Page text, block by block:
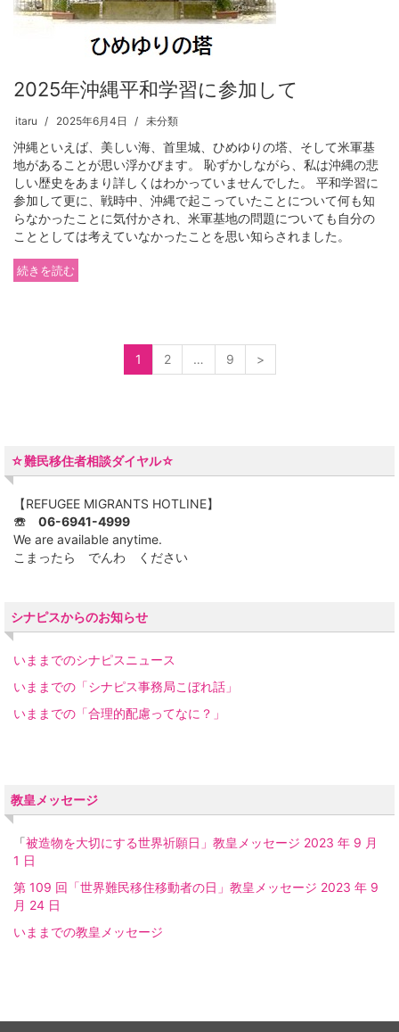
2025年沖縄平和学習に参加して
itaru 2025年6月4日 未分類
沖縄といえば、美しい海、首里城、ひめゆりの塔、そして米軍基
地があることが思い浮かびます。 恥ずかしながら、私は沖縄の悲
しい歴史をあまり詳しくはわかっていませんでした。 平和学習に
参加して更に、戦時中、沖縄で起こっていたことについて何も知
らなかったことに気付かされ、米軍基地の問題についても自分の
こととしては考えていなかったことを思い知らされました。
続きを読む
1 2 … 9 >
☆難民移住者相談ダイヤル☆
【REFUGEE MIGRANTS HOTLINE】
☏ 06-6941-4999
We are available anytime.
こまったら でんわ ください
シナピスからのお知らせ
いままでのシナピスニュース
いままでの「シナピス事務局こぼれ話」
いままでの「合理的配慮ってなに？」
教皇メッセージ
「被造物を大切にする世界祈願日」教皇メッセージ 2023 年 9 月
1 日
第 109 回「世界難民移住移動者の日」教皇メッセージ 2023 年 9
月 24 日
いままでの教皇メッセージ